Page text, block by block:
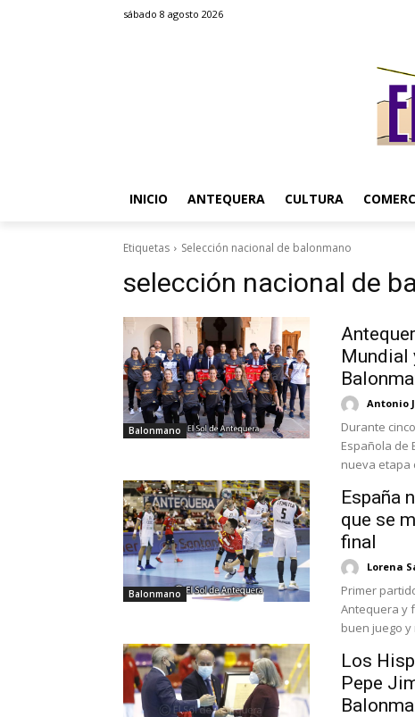
sábado 8 agosto 2026
INICIO ANTEQUERA CULTURA
Etiquetas Selección nacional de balonmano
selección nacional de
Balonmano
Mundial
Antonio
Durante
Española de
nueva etapa
Balonmano
España
que se
final
Lorena
Primer
Antequera y
buen juego y
Los
Pepe